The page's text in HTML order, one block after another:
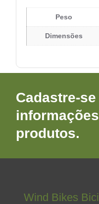
Peso
Dimensões
Cadastre-
produtos.
Wind Bikes